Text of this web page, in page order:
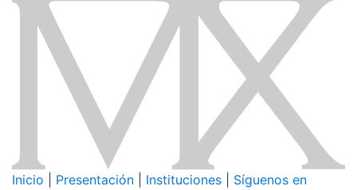
Inicio Presentación Instituciones
Síguenos en